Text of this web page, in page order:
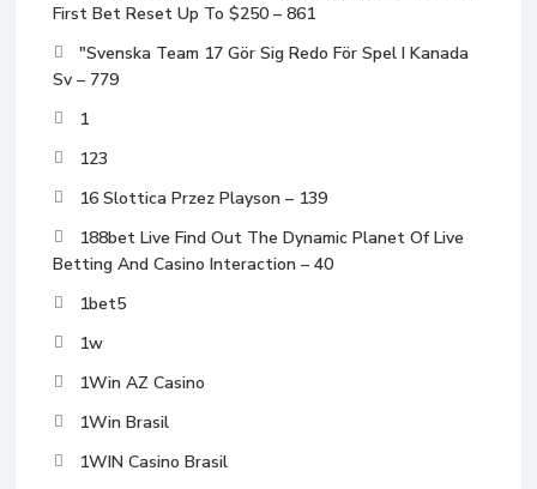
First Bet Reset Up To $250 – 861
"Svenska Team 17 Gör Sig Redo För Spel I Kanada
Sv – 779
1
123
16 Slottica Przez Playson – 139
188bet Live Find Out The Dynamic Planet Of Live
Betting And Casino Interaction – 40
1bet5
1w
1Win AZ Casino
1Win Brasil
1WIN Casino Brasil